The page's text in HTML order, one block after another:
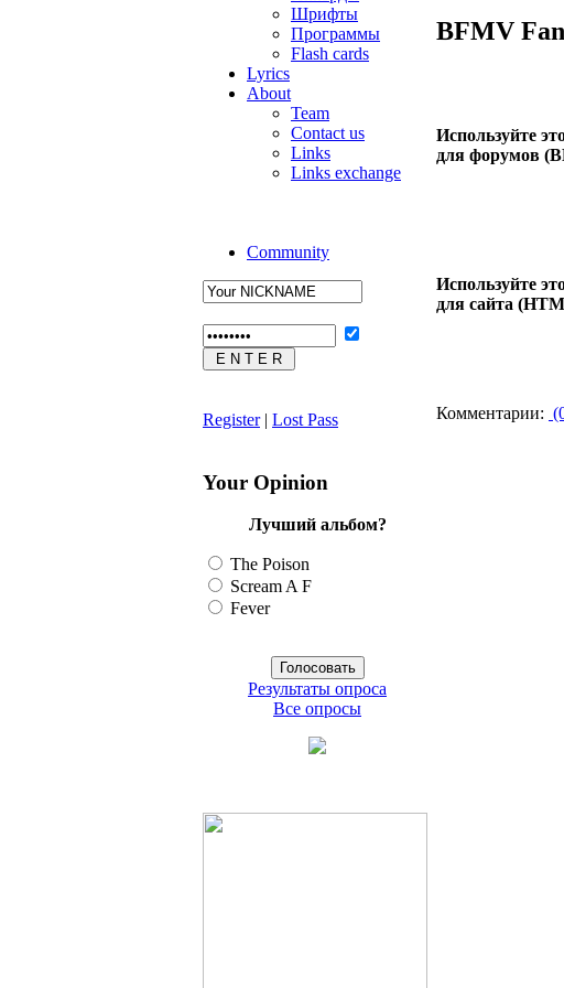
Шрифты
Программы
Flash cards
Lyrics
About
Team
Contact us
Links
Links exchange
Community
Register| Lost Pass
Your Opinion
Лучший альбом?
The Poison
Scream A F
Fever
Результаты опроса
Все опросы
BFMV Fan
Используйте
для форумов
Используйте
для сайта
Комментарии: